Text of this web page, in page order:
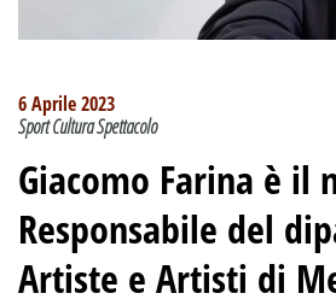
6 Aprile 2023
Sport Cultura Spettacolo
Giacomo Farina è il
Responsabile del
Artiste e Artisti di